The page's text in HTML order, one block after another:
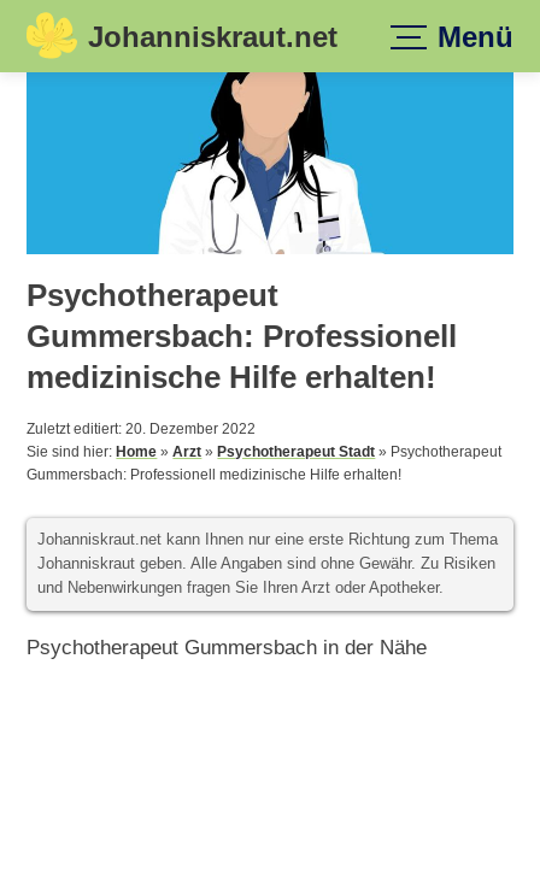
Skip
Johanniskraut.net Menü
Psychotherapeut
Gummersbach: Professionell
medizinische Hilfe erhalten!
Zuletzt editiert: 20. Dezember 2022
Sie sind hier:Home »Arzt »Psychotherapeut Stadt » Psychotherapeut
Gummersbach: Professionell medizinische Hilfe erhalten!
Johanniskraut.net kann Ihnen nur eine erste Richtung zum Thema
Johanniskraut geben. Alle Angaben sind ohne Gewähr. Zu Risiken
und Nebenwirkungen fragen Sie Ihren Arzt oder Apotheker.
Psychotherapeut Gummersbach in der Nähe